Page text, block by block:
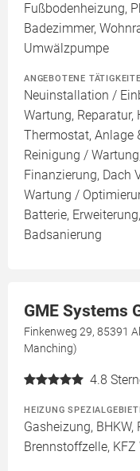
Fußbodenheizung,
Badezimmer,
Umwälzpumpe
ANGEBOTENE
Neuinstallation /
Wartung,
Thermostat, Anlage
Reinigung /
Finanzierung, Dach
Wartung /
Batterie,
Badsanierung
GME Systems
Finkenweg 29, 85391
Manching)
4.8
HEIZUNG
Gasheizung,
Brennstoffzelle,